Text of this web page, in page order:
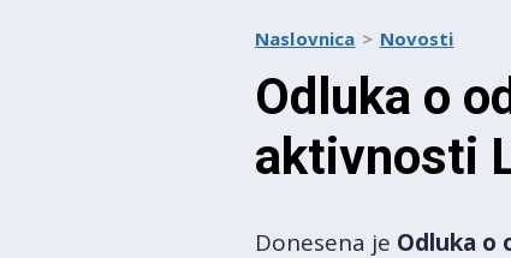
Naslovnica Novosti
Odluka o
aktivnosti
Donesena je Odluka o